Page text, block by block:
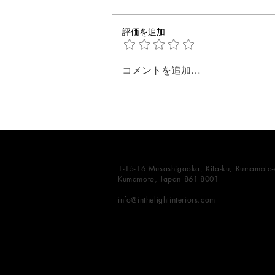
商品を超えて──ブティック体
験を形づくるものとは
評価を追加
コメントを追加…
1-15-16 Musashigaoka, Kita-ku,
Kumamoto, Japan 861-8001
info@inthelightinteriors.com